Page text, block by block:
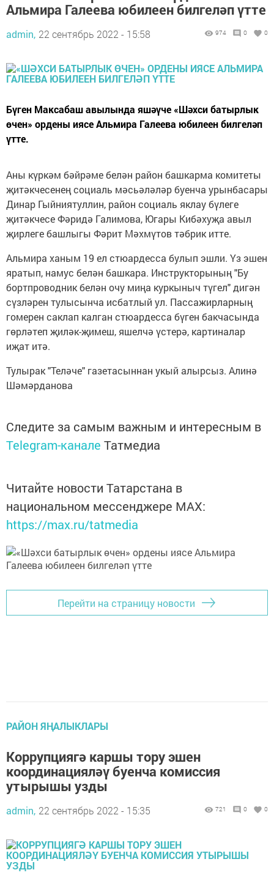
Альмира Галеева юбилеен билгеләп үтте
admin, 22 сентябрь 2022 - 15:58 974 0 0
Бүген Максабаш авылында яшәүче «Шәхси батырлык
өчен» ордены иясе Альмира Галеева юбилеен билгеләп
үтте.
Аны күркәм бәйрәме белән район башкарма комитеты
җитәкчесенең социаль мәсьәләләр буенча урынбасары
Динар Гыйниятуллин, район социаль яклау бүлеге
җитәкчесе Фәридә Галимова, Югары Кибәхуҗа авыл
җирлеге башлыгы Фәрит Мәхмүтов тәбрик итте.
Альмира ханым 19 ел стюардесса булып эшли. Үз эшен
яратып, намус белән башкара. Инструкторының "Бу
бортпроводник белән очу миңа куркыныч түгел" дигән
сүзләрен тулысынча исбатлый ул. Пассажирларның
гомерен саклап калган стюардесса бүген бакчасында
гөрләтеп җиләк-җимеш, яшелчә үстерә, картиналар
иҗат итә.
Тулырак "Теләче" газетасыннан укый алырсыз. Алинә
Шәмәрданова
Следите за самым важным и интересным в
Telegram-канале Татмедиа
Читайте новости Татарстана в
национальном мессенджере MАХ:
https://max.ru/tatmedia
Перейти на страницу новости
РАЙОН ЯҢАЛЫКЛАРЫ
Коррупциягә каршы тору эшен
координацияләү буенча комиссия
утырышы узды
admin, 22 сентябрь 2022 - 15:35 721 0 0